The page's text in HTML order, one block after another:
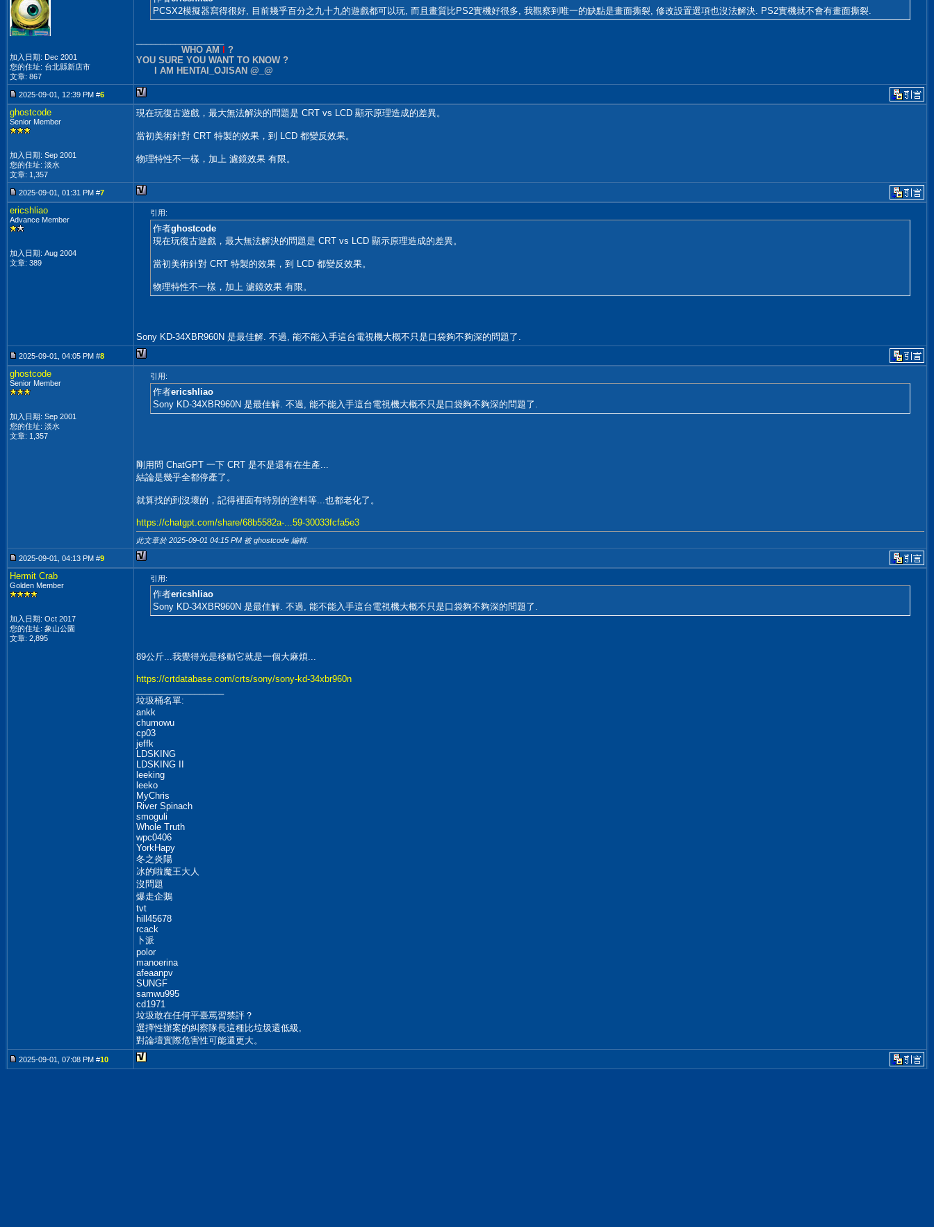
加入日期: Dec 2001
您的住址: 台北縣新店市
文章: 867
PCSX2模擬器寫得很好, 目前幾乎百分之九十九的遊戲都可以玩, 而且畫質比PS2實機好很多, 我觀察到唯一的缺點是畫面撕裂, 修改設置選項也沒法解決. PS2實機就不會有畫面撕裂.
WHO AM
?
YOU SURE YOU WANT TO KNOW ?
I AM HENTAI_OJISAN @_@
2025-09-01, 12:39 PM #6
ghostcode
Senior Member
加入日期: Sep 2001
您的住址: 淡水
文章: 1,357
現在玩復古遊戲，最大無法解決的問題是 CRT vs LCD 顯示原理造成的差異。
當初美術針對 CRT 特製的效果，到 LCD 都變反效果。
物理特性不一樣，加上 濾鏡效果 有限。
2025-09-01, 01:31 PM #7
ericshliao
Advance Member
加入日期: Aug 2004
文章: 389
引用:
作者ghostcode
現在玩復古遊戲，最大無法解決的問題是 CRT vs LCD 顯示原理造成的差異。
當初美術針對 CRT 特製的效果，到 LCD 都變反效果。
物理特性不一樣，加上 濾鏡效果 有限。
Sony KD-34XBR960N 是最佳解. 不過, 能不能入手這台電視機大概不只是口袋夠不夠深的問題了.
2025-09-01, 04:05 PM #8
ghostcode
Senior Member
加入日期: Sep 2001
您的住址: 淡水
文章: 1,357
引用:
作者ericshliao
Sony KD-34XBR960N 是最佳解. 不過, 能不能入手這台電視機大概不只是口袋夠不夠深的問題了.
剛用問 ChatGPT 一下 CRT 是不是還有在生產...
結論是幾乎全都停產了。
就算找的到沒壞的，記得裡面有特別的塗料等...也都老化了。
https://chatgpt.com/share/68b5582a-...59-30033fcfa5e3
此文章於 2025-09-01 04:15 PM 被 ghostcode 編輯.
2025-09-01, 04:13 PM #9
Hermit Crab
Golden Member
加入日期: Oct 2017
您的住址: 象山公園
文章: 2,895
引用:
作者ericshliao
Sony KD-34XBR960N 是最佳解. 不過, 能不能入手這台電視機大概不只是口袋夠不夠深的問題了.
89公斤...我覺得光是移動它就是一個大麻煩...
https://crtdatabase.com/crts/sony/sony-kd-34xbr960n
垃圾桶名單:
ankk
chumowu
cp03
jeffk
LDSKING
LDSKING II
leeking
leeko
MyChris
River Spinach
smoguli
Whole Truth
wpc0406
YorkHapy
冬之炎陽
冰的啦魔王大人
沒問題
爆走企鵝
tvt
hill45678
rcack
卜派
polor
manoerina
afeaanpv
SUNGF
samwu995
cd1971
垃圾敢在任何平臺罵習禁評？
選擇性辦案的糾察隊長這種比垃圾還低級,
對論壇實際危害性可能還更大。
2025-09-01, 07:08 PM #10